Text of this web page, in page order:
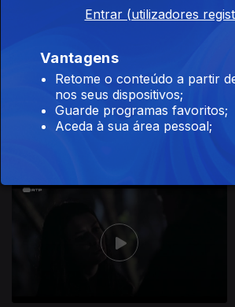
396083
Entrar (utilizadores
Vantagens
Retome o conteúdo a partir
nos seus dispositivos;
Guarde programas favoritos;
Aceda à sua área pessoal;